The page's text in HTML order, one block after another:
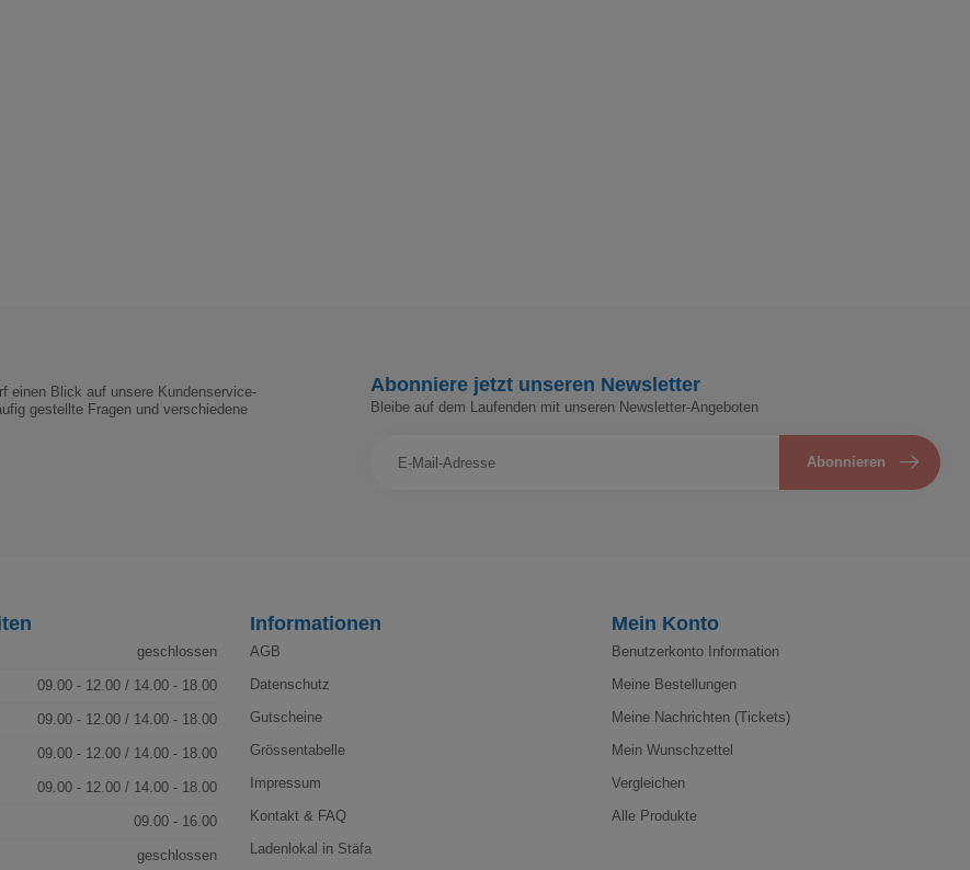
einen Blick auf unsere Kundenservice-
gestellte Fragen und verschiedene
Abonniere jetzt unseren Newsletter
Bleibe auf dem Laufenden mit unseren Newsletter-Angeboten
Abonnieren
geschlossen
09.00 - 12.00 / 14.00 - 18.00
09.00 - 12.00 / 14.00 - 18.00
09.00 - 12.00 / 14.00 - 18.00
09.00 - 12.00 / 14.00 - 18.00
09.00 - 16.00
geschlossen
Informationen
AGB
Datenschutz
Gutscheine
Grössentabelle
Impressum
Kontakt & FAQ
Ladenlokal in Stäfa
Mein Konto
Benutzerkonto Information
Meine Bestellungen
Meine Nachrichten (Tickets)
Mein Wunschzettel
Vergleichen
Alle Produkte